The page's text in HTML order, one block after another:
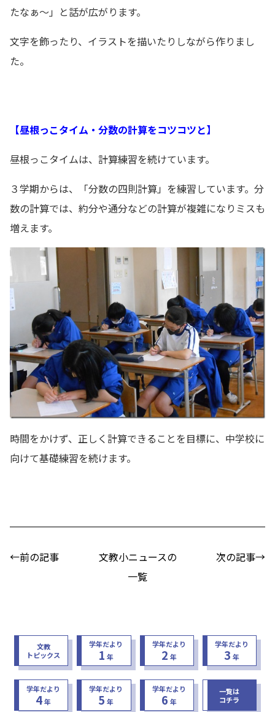
たなぁ～」と話が広がります。
文字を飾ったり、イラストを描いたりしながら作りまし
た。
【昼根っこタイム・分数の計算をコツコツと】
昼根っこタイムは、計算練習を続けています。
３学期からは、「分数の四則計算」を練習しています。分
数の計算では、約分や通分などの計算が複雑になりミスも
増えます。
時間をかけず、正しく計算できることを目標に、中学校に
向けて基礎練習を続けます。
←前の記事
文教小ニュースの
一覧
次の記事→
文教
トピックス
学年だより
1 年
学年だより
2 年
学年だより
3 年
学年だより
4年
学年だより
5 年
学年だより
6 年
一覧は
コチラ